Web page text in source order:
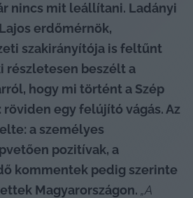
nincs mit leállítani. Ladányi
erdőmérnök,
szakirányítója is feltűnt
részletesen beszélt a
hogy mi történt a Szép
egy felújító vágás. Az
a személyes
pozitívak, a
kommentek pedig szerinte
Magyarországon. „A